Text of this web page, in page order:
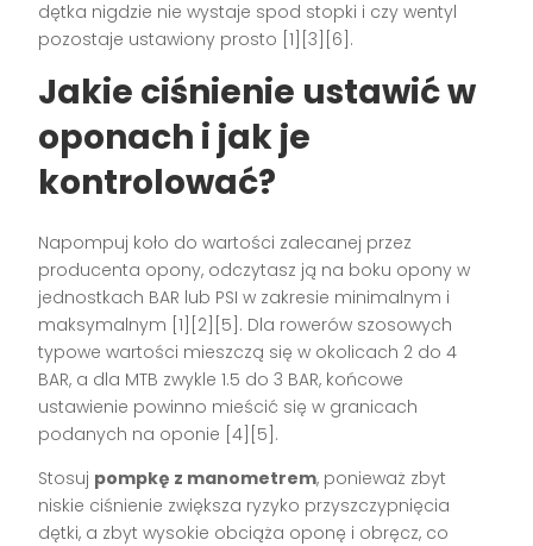
dętka nigdzie nie wystaje spod stopki i czy wentyl
pozostaje ustawiony prosto [1][3][6].
Jakie ciśnienie ustawić w
oponach i jak je
kontrolować?
Napompuj koło do wartości zalecanej przez
producenta opony, odczytasz ją na boku opony w
jednostkach BAR lub PSI w zakresie minimalnym i
maksymalnym [1][2][5]. Dla rowerów szosowych
typowe wartości mieszczą się w okolicach 2 do 4
BAR, a dla MTB zwykle 1.5 do 3 BAR, końcowe
ustawienie powinno mieścić się w granicach
podanych na oponie [4][5].
Stosuj pompkę z manometrem, ponieważ zbyt
niskie ciśnienie zwiększa ryzyko przyszczypnięcia
dętki, a zbyt wysokie obciąża oponę i obręcz, co